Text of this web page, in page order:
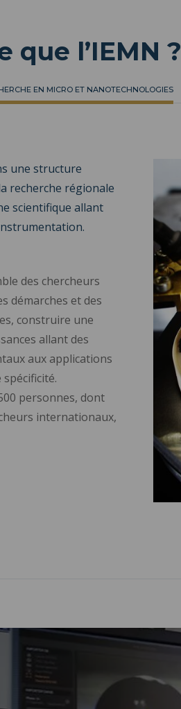
que l’IEMN ?
EN MICRO ET NANOTECHNOLOGIES
une structure
recherche régionale
scientifique allant
des chercheurs
démarches et des
construire une
allant des
aux applications
personnes, dont
internationaux,